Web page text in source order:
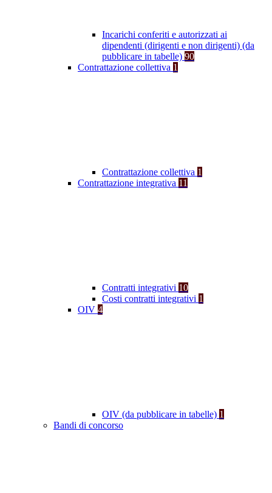
Incarichi conferiti e autorizzati ai
dipendenti (dirigenti e non dirigenti) (da
pubblicare in tabelle) 90
Contrattazione collettiva 1
Contrattazione collettiva 1
Contrattazione integrativa 11
Contratti integrativi 10
Costi contratti integrativi 1
OIV 4
OIV (da pubblicare in tabelle) 1
Bandi di concorso